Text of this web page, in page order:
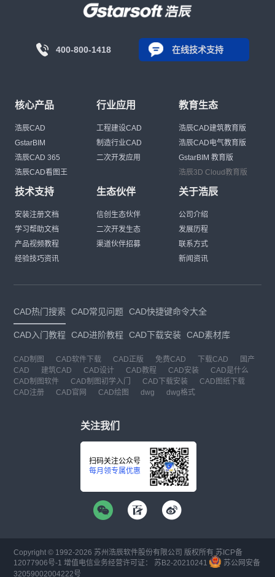
400-800-1418 在线技术支持
核心产品
浩辰CAD
GstarBIM
浩辰CAD 365
浩辰CAD看图王
行业应用
工程建设CAD
制造行业CAD
二次开发应用
教育生态
浩辰CAD建筑教育版
浩辰CAD电气教育版
GstarBIM 教育版
浩辰3D Cloud教育版
技术支持
安装注册文档
学习帮助文档
产品视频教程
经验技巧资讯
生态伙伴
信创生态伙伴
二次开发生态
渠道伙伴招募
关于浩辰
公司介绍
发展历程
联系方式
新闻资讯
CAD热门搜索 CAD常见问题 CAD快捷键命令大全
CAD入门教程 CAD进阶教程 CAD下载安装 CAD素材库
CAD制图 CAD软件下载 CAD正版 免费CAD 下载CAD
国产
CAD
建筑CAD CAD设计 CAD教程 CAD安装
CAD是什么
CAD制图软件
CAD制图初学入门 CAD下载安装
CAD图纸下载
CAD注册
CAD官网 CAD绘图 dwg dwg格式
关注我们
扫码关注公众号
每月领专属优惠
Copyright © 1992-2026 苏州浩辰软件股份有限公司 版权所有 苏ICP备
12077906号-1 增值电信业务经营许可证： 苏B2-20210241
苏公网安备
32059002004222号